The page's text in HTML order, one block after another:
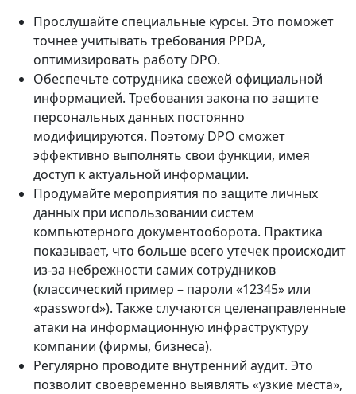
Прослушайте специальные курсы. Это поможет
точнее учитывать требования PPDA,
оптимизировать работу DPO.
Обеспечьте сотрудника свежей официальной
информацией. Требования закона по защите
персональных данных постоянно
модифицируются. Поэтому DPO сможет
эффективно выполнять свои функции, имея
доступ к актуальной информации.
Продумайте мероприятия по защите личных
данных при использовании систем
компьютерного документооборота. Практика
показывает, что больше всего утечек происходит
из-за небрежности самих сотрудников
(классический пример – пароли «12345» или
«password»). Также случаются целенаправленные
атаки на информационную инфраструктуру
компании (фирмы, бизнеса).
Регулярно проводите внутренний аудит. Это
позволит своевременно выявлять «узкие места»,